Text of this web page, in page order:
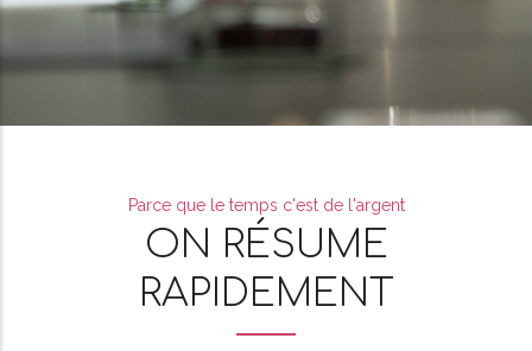
Parce que le temps c'est de l'argent
ON RÉSUME
RAPIDEMENT